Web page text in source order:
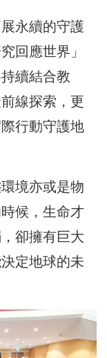
永續的守護
回應世界」
續結合教
線探索，更
行動守護地
境亦或是物
候，生命才
卻擁有巨大
定地球的未